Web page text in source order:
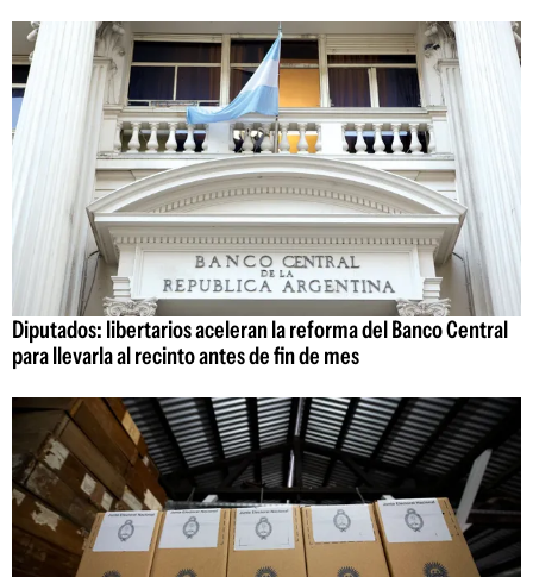
Diputados: libertarios aceleran la reforma del Banco Central
para llevarla al recinto antes de fin de mes